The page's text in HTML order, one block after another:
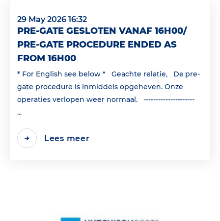
29 May 2026 16:32
PRE-GATE GESLOTEN VANAF 16H00/
PRE-GATE PROCEDURE ENDED AS
FROM 16H00
* For English see below * Geachte relatie, De pre-
gate procedure is inmiddels opgeheven. Onze
operaties verlopen weer normaal. ---------------------
...
Lees meer